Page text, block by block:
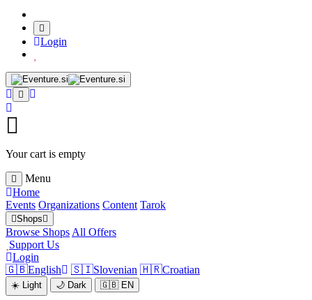
Login
Your cart is empty
Menu
Home
Events Organizations Content Tarok
Shops
Browse Shops All Offers
Support Us
Login
🇬🇧English 🇸🇮Slovenian 🇭🇷Croatian
☀️ Light 🌙 Dark 🇬🇧 EN